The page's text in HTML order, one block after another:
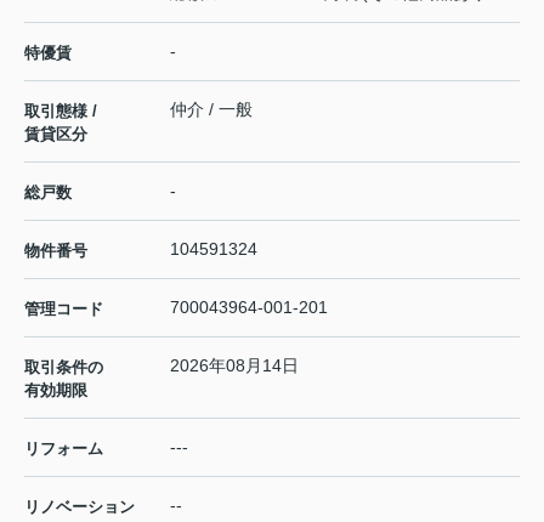
特優賃 -
取引態様 /
賃貸区分
仲介 / 一般
総戸数 -
物件番号 104591324
管理コード 700043964-001-201
取引条件の
有効期限
2026年08月14日
リフォーム ---
リノベーション --